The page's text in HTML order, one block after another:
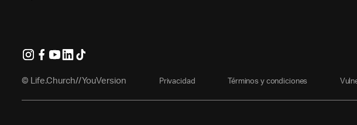
© Life.Church//YouVersion Privacidad Términos ycondiciones Vuln